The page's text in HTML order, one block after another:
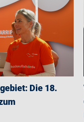
Die 18.